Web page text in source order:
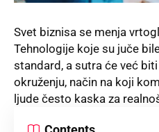
Svet biznisa se menja
Tehnologije koje su juče
standard, a sutra će već
okruženju, način na koji
ljude često kaska za